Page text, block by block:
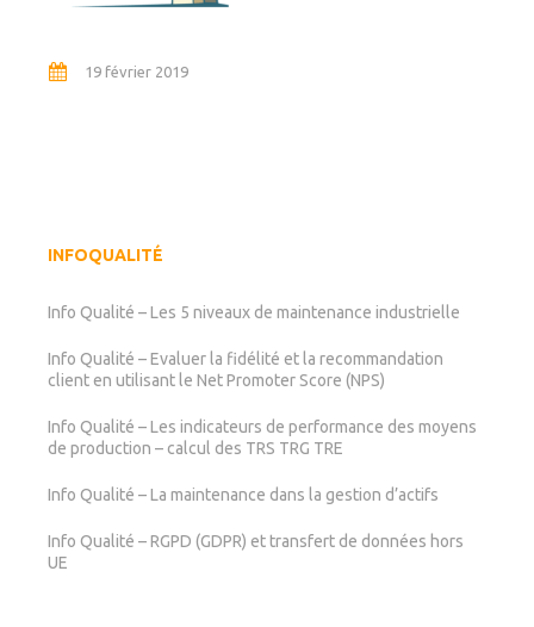
19 février 2019
INFOQUALITÉ
Info Qualité – Les 5 niveaux de maintenance industrielle
Info Qualité – Evaluer la fidélité et la recommandation
client en utilisant le Net Promoter Score (NPS)
Info Qualité – Les indicateurs de performance des moyens
de production – calcul des TRS TRG TRE
Info Qualité – La maintenance dans la gestion d’actifs
Info Qualité – RGPD (GDPR) et transfert de données hors
UE